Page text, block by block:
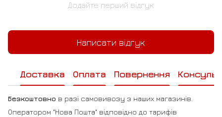
Додайте перший відгук
Написати відгук
Доставка Оплата Повернення
Безкоштовно в разі самовивозу з наших магазинів.
Оператором "Нова Пошта" відповідно до тарифів